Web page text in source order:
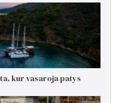
kur vasaroja patys